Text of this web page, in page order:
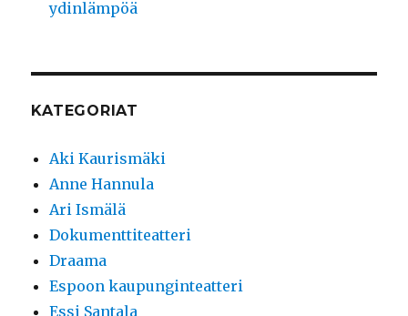
ydinlämpöä
KATEGORIAT
Aki Kaurismäki
Anne Hannula
Ari Ismälä
Dokumenttiteatteri
Draama
Espoon kaupunginteatteri
Essi Santala